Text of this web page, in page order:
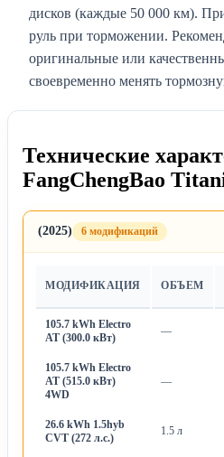
дисков (каждые 50 000 км).
руль при торможении.
оригинальные или
своевременно менять
Технические
FangChengBao
(2025) 6 модификаций
МОДИФИКАЦИЯ ОБЪЕМ
105.7 kWh Electro
AT (300.0 кВт)
—
105.7 kWh Electro
AT (515.0 кВт)
4WD
—
26.6 kWh 1.5hyb
CVT (272 л.с.)
1.5 л